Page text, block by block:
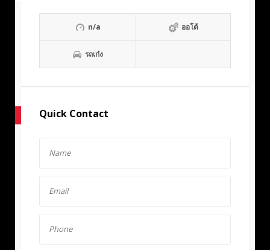
n/a ออโต้
รถเก๋ง
Quick Contact